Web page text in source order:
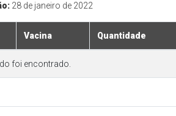
28 de janeiro de 2022
Vacina Quantidade
foi encontrado.